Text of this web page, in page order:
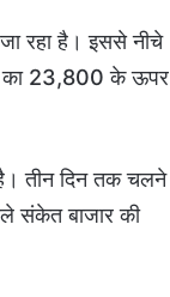
रहा है। इससे नीचे
का 23,800 के ऊपर
है। तीन दिन तक चलने
संकेत बाजार की